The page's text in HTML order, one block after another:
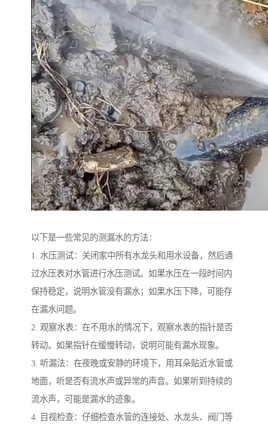
以下是一些常见的测漏水的方法：
1. 水压测试：关闭家中所有水龙头和用水设备，然后通
过水压表对水管进行水压测试。如果水压在一段时间内
保持稳定，说明水管没有漏水；如果水压下降，可能存
在漏水问题。
2. 观察水表：在不用水的情况下，观察水表的指针是否
转动。如果指针在缓慢转动，说明可能有漏水现象。
3. 听漏法：在夜晚或安静的环境下，用耳朵贴近水管或
地面，听是否有流水声或异常的声音。如果听到持续的
流水声，可能是漏水的迹象。
4. 目视检查：仔细检查水管的连接处、水龙头、阀门等